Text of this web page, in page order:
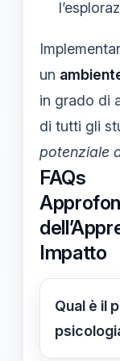
un
in grado di
di tutti gli
potenziale
FAQs
Impatto
Qual è il